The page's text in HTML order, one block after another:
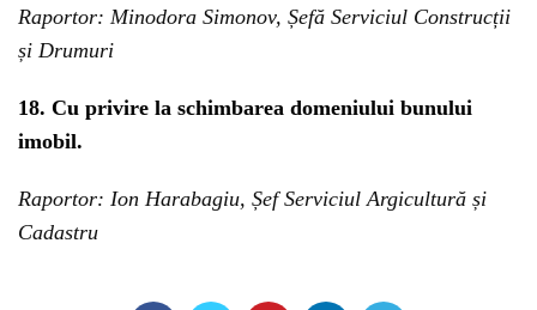
Raportor: Minodora Simonov, Șefă Serviciul Construcții
și Drumuri
18. Cu privire la schimbarea domeniului bunului
imobil.
Raportor: Ion Harabagiu, Șef Serviciul Argicultură și
Cadastru